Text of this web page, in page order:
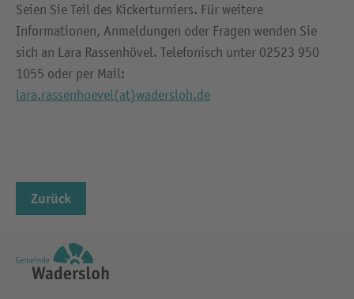
Seien Sie Teil des Kickerturniers. Für weitere
Informationen, Anmeldungen oder Fragen wenden Sie
sich an Lara Rassenhövel. Telefonisch unter 02523 950
1055 oder per Mail:
lara.rassenhoevel(at)wadersloh.de
Zurück